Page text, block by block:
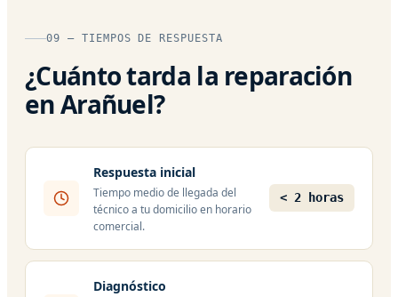
09 — TIEMPOS DE RESPUESTA
¿Cuánto tarda la reparación
en Arañuel?
Respuesta inicial
Tiempo medio de llegada del
técnico a tu domicilio en horario
comercial.
< 2 horas
Diagnóstico